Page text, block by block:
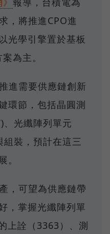
，將推進CPO進
光學引擎置於基板
為主。
進需要供應鏈創新
環節，包括晶圓測
、光纖陣列單元
組裝，預計在這三
。
，可望為供應鏈帶
，掌握光纖陣列單
上詮（3363）、測